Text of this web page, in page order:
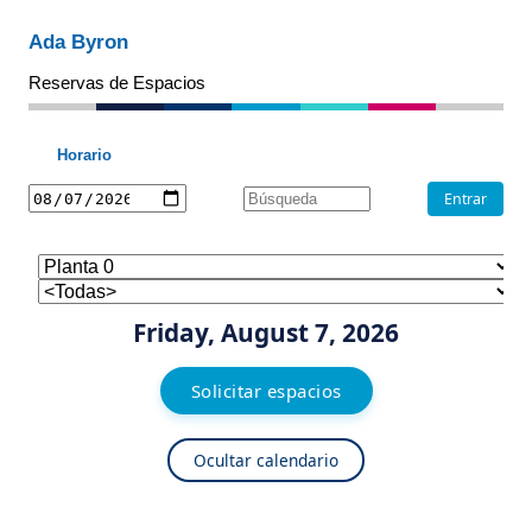
Ada Byron
Reservas de Espacios
Horario
Solicitar espacios
Friday, August 7, 2026
Ocultar calendario